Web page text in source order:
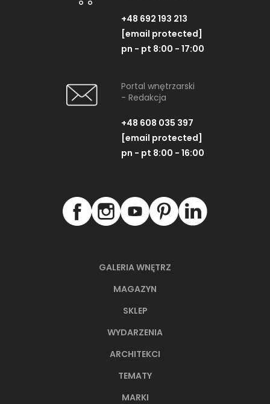
GALERIA WNĘTRZ
MAGAZYN
SKLEP
WYDARZENIA
ARCHITEKCI
TEMATY
MARKI
+48 692 193 213
[email protected]
pn - pt 8:00 - 17:00
Portal wnętrzarski
- Redakcja
+48 608 035 397
[email protected]
pn - pt 8:00 - 16:00